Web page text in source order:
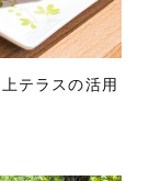
テラスの活用